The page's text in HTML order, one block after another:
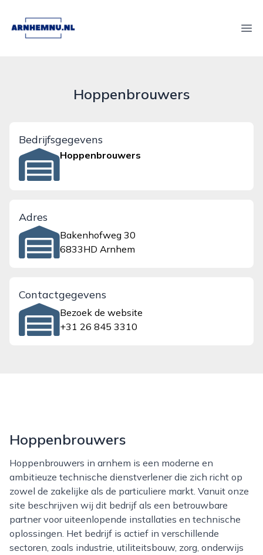
arnhemnu.nl
Hoppenbrouwers
Bedrijfsgegevens
Hoppenbrouwers
Adres
Bakenhofweg 30
6833HD Arnhem
Contactgegevens
Bezoek de website
+31 26 845 3310
Hoppenbrouwers
Hoppenbrouwers in arnhem is een moderne en
ambitieuze technische dienstverlener die zich richt op
zowel de zakelijke als de particuliere markt. Vanuit onze
site beschrijven wij dit bedrijf als een betrouwbare
partner voor uiteenlopende installaties en technische
oplossingen. Het bedrijf is actief in verschillende
sectoren, zoals industrie, utiliteitsbouw, zorg, onderwijs